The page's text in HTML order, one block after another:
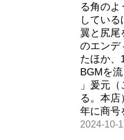
る角の
してい
翼と尻尾
のエンデ
たほか、
BGMを
」爰元
る。本店
年に商号
2024-10-